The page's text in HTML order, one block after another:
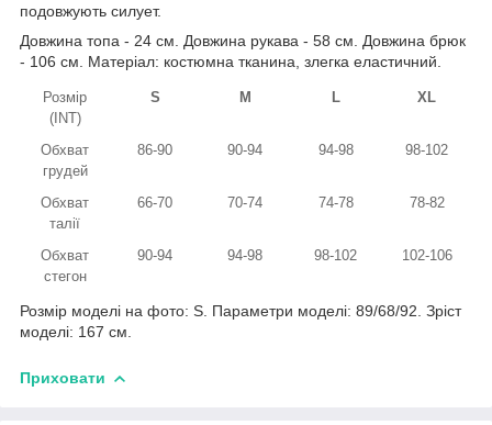
подовжують силует.
Довжина топа - 24 см. Довжина рукава - 58 см. Довжина брюк
- 106 см. Матеріал: костюмна тканина, злегка еластичний.
Розмір
(INT)
S M L XL
Обхват
грудей
86-90 90-94 94-98 98-102
Обхват
талії
66-70 70-74 74-78 78-82
Обхват
стегон
90-94 94-98 98-102 102-106
Розмір моделі на фото: S. Параметри моделі: 89/68/92. Зріст
моделі: 167 см.
Приховати